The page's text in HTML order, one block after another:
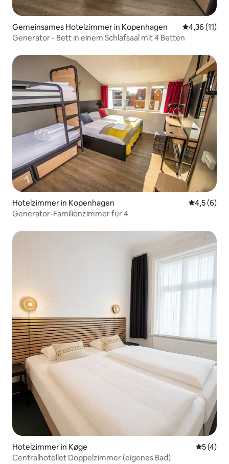
Gemeinsames Hotelzimmer in Kopenhagen
4,36 (11)
Generator - Bett in einem Schlafsaal mit 4 Betten
Hotelzimmer in Kopenhagen
4,5 (6)
Generator-Familienzimmer für 4
Hotelzimmer in Køge
5 (4)
Centralhotellet Doppelzimmer (eigenes Bad)